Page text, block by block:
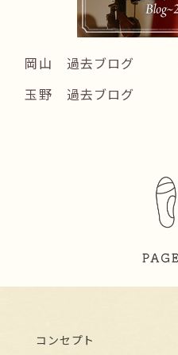
岡山 過去ブログ
玉野 過去ブログ
コンセプト